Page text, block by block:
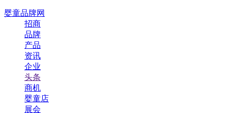
婴童品牌网
招商
品牌
产品
资讯
企业
头条
商机
婴童店
展会